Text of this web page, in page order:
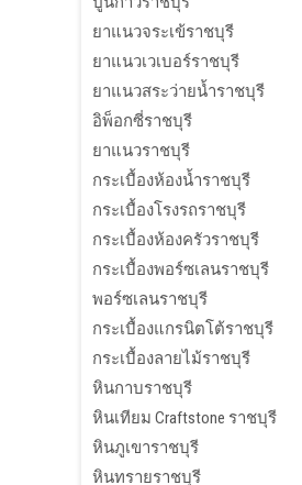
ยาแนวจระเข้ราชบุรี
ยาแนวเวเบอร์ราชบุรี
ยาแนวสระว่ายน้ำราชบุรี
อิพ็อกซี่ราชบุรี
ยาแนวราชบุรี
กระเบื้องห้องน้ำราชบุรี
กระเบื้องโรงรถราชบุรี
กระเบื้องห้องครัวราชบุรี
กระเบื้องพอร์ซเลนราชบุรี
พอร์ซเลนราชบุรี
กระเบื้องแกรนิตโต้ราชบุรี
กระเบื้องลายไม้ราชบุรี
หินกาบราชบุรี
หินเทียม Craftstone ราชบุรี
หินภูเขาราชบุรี
หินทรายราชบุรี